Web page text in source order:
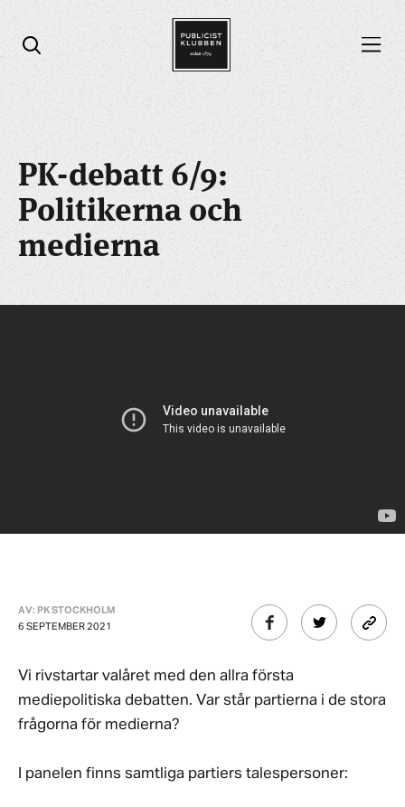
Öppna sök
Öppna menyn
PK-debatt 6/9:
Politikerna och
medierna
AV: PK STOCKHOLM
6 SEPTEMBER 2021
Vi rivstartar valåret med den allra första
mediepolitiska debatten. Var står partierna i de stora
frågorna för medierna?
I panelen finns samtliga partiers talespersoner: